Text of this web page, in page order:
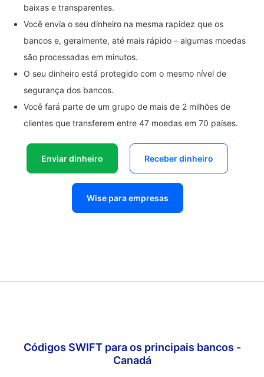
baixas e transparentes.
Você envia o seu dinheiro na mesma rapidez que os
bancos e, geralmente, até mais rápido – algumas moedas
são processadas em minutos.
O seu dinheiro está protegido com o mesmo nível de
segurança dos bancos.
Você fará parte de um grupo de mais de 2 milhões de
clientes que transferem entre 47 moedas em 70 países.
Enviar dinheiro Receber dinheiro
Wise para empresas
Códigos SWIFT para os principais bancos -
Canadá